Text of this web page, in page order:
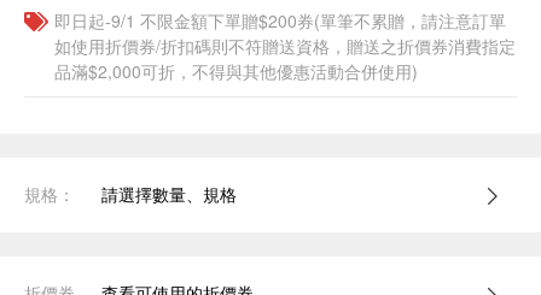
即日起-9/1 不限金額下單贈$200券(單筆不累贈，請注意訂單
如使用折價券/折扣碼則不符贈送資格，贈送之折價券消費指定
品滿$2,000可折，不得與其他優惠活動合併使用)
規格： 請選擇數量、規格